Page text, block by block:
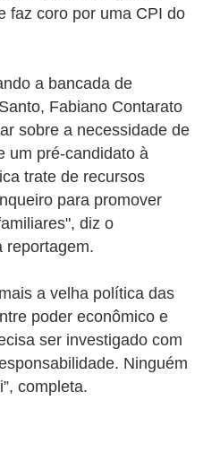
faz coro por uma CPI do
a bancada de
Fabiano Contarato
sobre a necessidade de
um pré-candidato à
trate de recursos
para promover
diz o
reportagem.
a velha política das
poder econômico e
ser investigado com
Ninguém
completa.